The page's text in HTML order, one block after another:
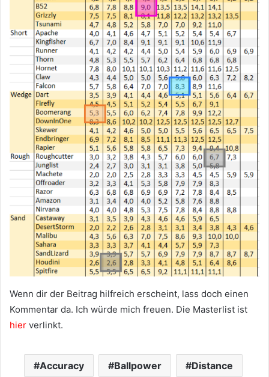
Wenn dir der Beitrag hilfreich erscheint, lass doch einen
Kommentar da. Ich würde mich freuen. Die Masterlist ist
hier verlinkt.
Accuracy Ballpower Distance